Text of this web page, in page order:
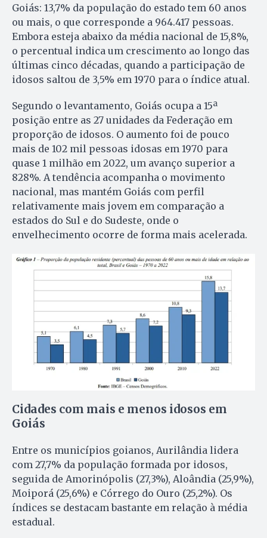
Goiás: 13,7% da população do estado tem 60 anos
ou mais, o que corresponde a 964.417 pessoas.
Embora esteja abaixo da média nacional de 15,8%,
o percentual indica um crescimento ao longo das
últimas cinco décadas, quando a participação de
idosos saltou de 3,5% em 1970 para o índice atual.
Segundo o levantamento, Goiás ocupa a 15ª
posição entre as 27 unidades da Federação em
proporção de idosos. O aumento foi de pouco
mais de 102 mil pessoas idosas em 1970 para
quase 1 milhão em 2022, um avanço superior a
828%. A tendência acompanha o movimento
nacional, mas mantém Goiás com perfil
relativamente mais jovem em comparação a
estados do Sul e do Sudeste, onde o
envelhecimento ocorre de forma mais acelerada.
Cidades com mais e menos idosos em
Goiás
Entre os municípios goianos, Aurilândia lidera
com 27,7% da população formada por idosos,
seguida de Amorinópolis (27,3%), Aloândia (25,9%),
Moiporá (25,6%) e Córrego do Ouro (25,2%). Os
índices se destacam bastante em relação à média
estadual.